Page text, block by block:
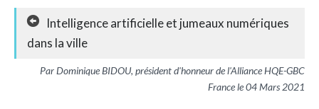
Intelligence artificielle et jumeaux numériques
dans la ville
Par Dominique BIDOU, président d'honneur de l'Alliance HQE-GBC
France le 04 Mars 2021